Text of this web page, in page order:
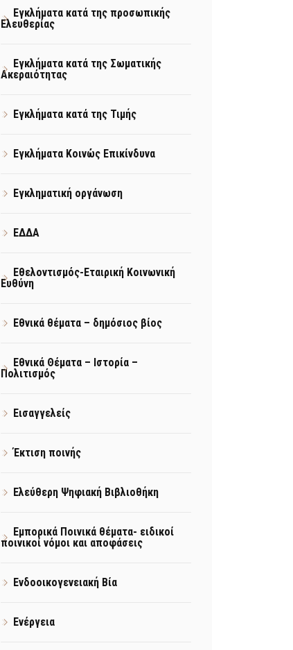
Εγκλήματα κατά της προσωπικής
Ελευθερίας
Εγκλήματα κατά της Σωματικής
Ακεραιότητας
Εγκλήματα κατά της Τιμής
Εγκλήματα Κοινώς Επικίνδυνα
Εγκληματική οργάνωση
ΕΔΔΑ
Εθελοντισμός-Εταιρική Κοινωνική
Ευθύνη
Εθνικά θέματα – δημόσιος βίος
Εθνικά Θέματα – Ιστορία –
Πολιτισμός
Εισαγγελείς
Έκτιση ποινής
Ελεύθερη Ψηφιακή Βιβλιοθήκη
Εμπορικά Ποινικά θέματα- ειδικοί
ποινικοί νόμοι και αποφάσεις
Ενδοοικογενειακή Βία
Ενέργεια